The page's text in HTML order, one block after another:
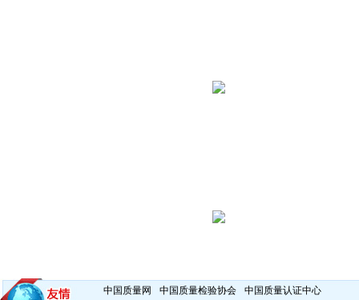
中国质量网 中国质量检验协会 中国质量认证中心